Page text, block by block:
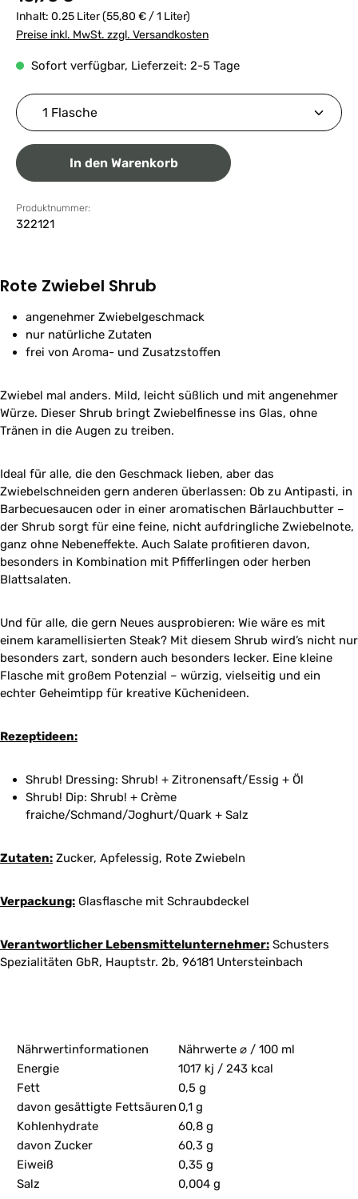
Inhalt: 0.25 Liter(55,80 € / 1 Liter)
Preise inkl. MwSt. zzgl. Versandkosten
Sofort verfügbar, Lieferzeit: 2-5 Tage
Produkt Anzahl: Gib den gewünschten Wert ein
In den Warenkorb
Produktnummer:
322121
Rote Zwiebel Shrub
angenehmer Zwiebelgeschmack
nur natürliche Zutaten
frei von Aroma- und Zusatzstoffen
Zwiebel mal anders. Mild, leicht süßlich und mit angenehmer
Würze. Dieser Shrub bringt Zwiebelfinesse ins Glas, ohne
Tränen in die Augen zu treiben.
Ideal für alle, die den Geschmack lieben, aber das
Zwiebelschneiden gern anderen überlassen: Ob zu Antipasti, in
Barbecuesaucen oder in einer aromatischen Bärlauchbutter –
der Shrub sorgt für eine feine, nicht aufdringliche Zwiebelnote,
ganz ohne Nebeneffekte. Auch Salate profitieren davon,
besonders in Kombination mit Pfifferlingen oder herben
Blattsalaten.
Und für alle, die gern Neues ausprobieren: Wie wäre es mit
einem karamellisierten Steak? Mit diesem Shrub wird’s nicht nur
besonders zart, sondern auch besonders lecker. Eine kleine
Flasche mit großem Potenzial – würzig, vielseitig und ein
echter Geheimtipp für kreative Küchenideen.
Rezeptideen:
Shrub! Dressing: Shrub! + Zitronensaft/Essig + Öl
Shrub! Dip: Shrub! + Crème
fraiche/Schmand/Joghurt/Quark + Salz
Zutaten: Zucker, Apfelessig, Rote Zwiebeln
Verpackung: Glasflasche mit Schraubdeckel
Verantwortlicher Lebensmittelunternehmer: Schusters
Spezialitäten GbR, Hauptstr. 2b, 96181 Untersteinbach
Nährwertinformationen
Nährwerte ⌀ / 100 ml
Energie
1017 kj / 243 kcal
Fett
0,5 g
davon gesättigte Fettsäuren 0,1 g
Kohlenhydrate
60,8 g
davon Zucker
60,3 g
Eiweiß
0,35 g
Salz
0,004 g